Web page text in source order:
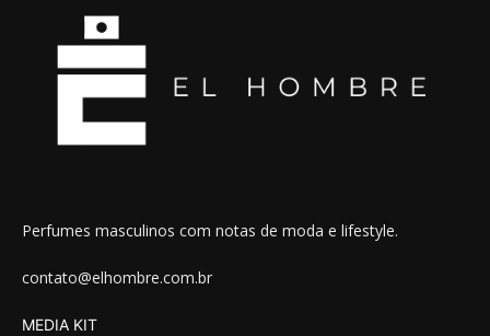
Perfumes masculinos com notas de moda e lifestyle.
contato@elhombre.com.br
MEDIA KIT